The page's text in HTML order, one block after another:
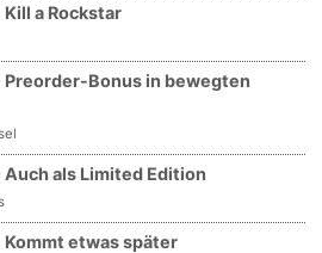
Kill a Rockstar
Preorder-Bonus in bewegten
Auch als Limited Edition
Kommt etwas später